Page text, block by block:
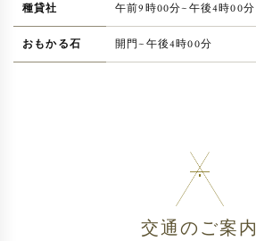
種貸社 午前9時00分~午後4時00分
おもかる石 開門~午後4時00分
交通のご案内